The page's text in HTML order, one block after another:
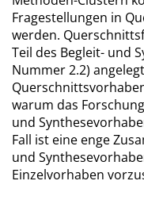
Fragestellungen in
werden.
Teil des Begleit- und
Nummer 2.2)
warum das
und
Fall ist eine enge
und
Einzelvorhaben